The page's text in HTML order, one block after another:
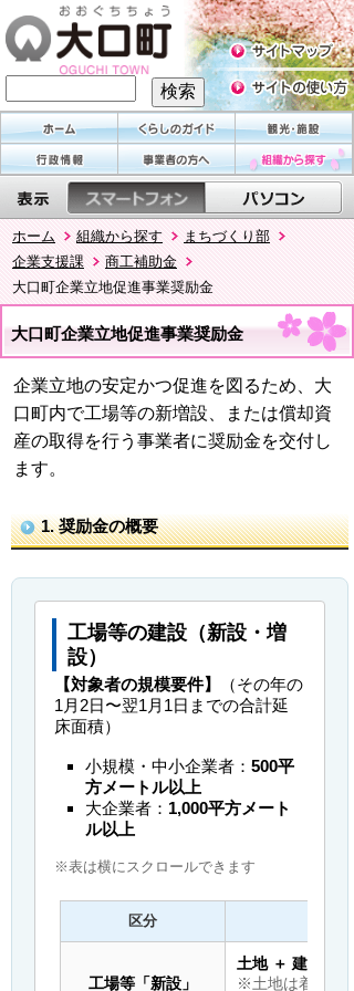
ホーム 組織から探す
まちづくり部
企業支援課
商工補助金
大口町企業立地促進事業奨励金
大口町企業立地促進事業奨励金
企業立地の安定かつ促進を図るため、大
口町内で工場等の新増設、または償却資
産の取得を行う事業者に奨励金を交付し
ます。
1. 奨励金の概要
工場等の建設（新設・増
設）
【対象者の規模要件】
（その年の
1月2日〜翌1月1日までの合計延
床面積）
小規模・中小企業者：500平
方メートル以上
大企業者： 1,000平方メート
ル以上
※表は横にスクロールできます
区分
工場等「新設」
土地 ＋ 建物
※土地は着手前